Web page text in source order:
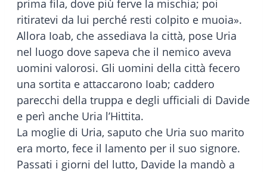
prima fila, dove più ferve la mischia; poi
ritiratevi da lui perché resti colpito e muoia».
Allora Ioab, che assediava la città, pose Uria
nel luogo dove sapeva che il nemico aveva
uomini valorosi. Gli uomini della città fecero
una sortita e attaccarono Ioab; caddero
parecchi della truppa e degli ufficiali di Davide
e perì anche Uria l’Hittita.
La moglie di Uria, saputo che Uria suo marito
era morto, fece il lamento per il suo signore.
Passati i giorni del lutto, Davide la mandò a